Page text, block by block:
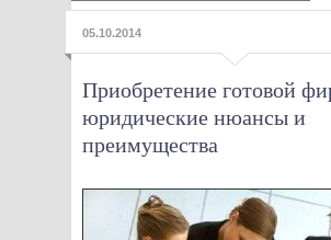
05.10.2014
Приобретение готовой
юридические нюансы и
преимущества